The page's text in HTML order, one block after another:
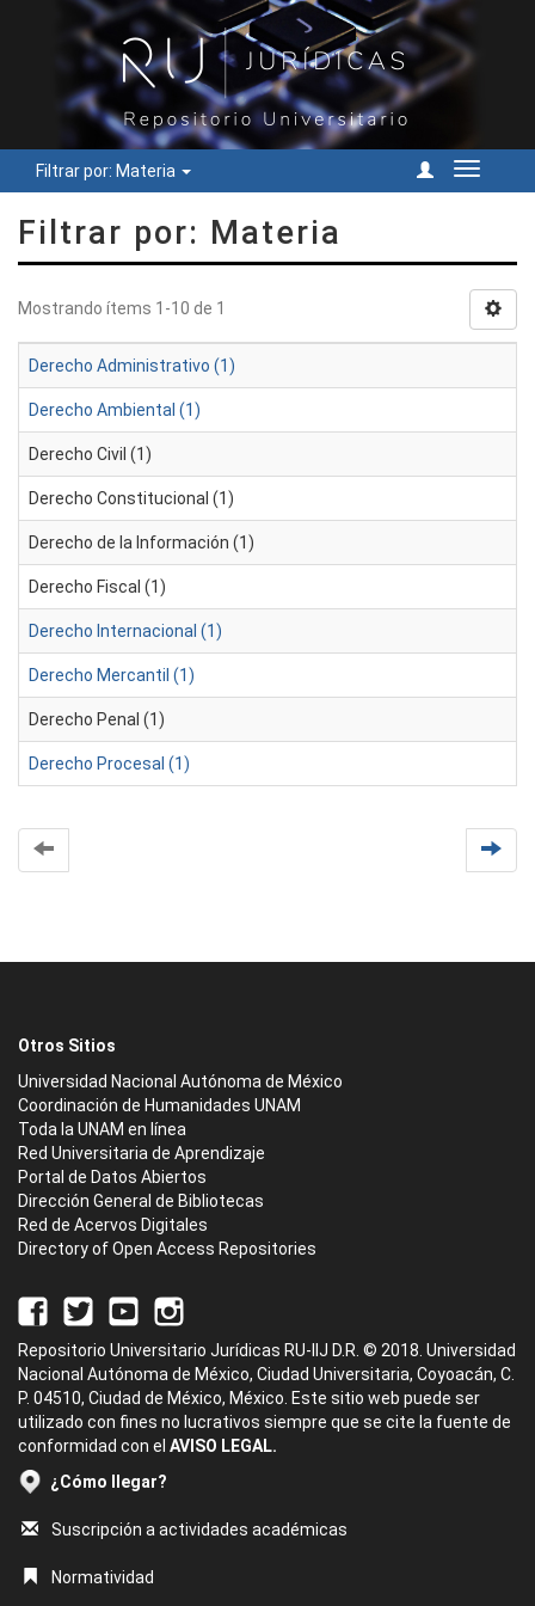
Filtrar por: Materia
Cambiar
Filtrar por: Materia
Mostrando ítems 1-10 de 1
Derecho Administrativo (1)
Derecho Ambiental (1)
Derecho Civil (1)
Derecho Constitucional (1)
Derecho de la Información (1)
Derecho Fiscal (1)
Derecho Internacional (1)
Derecho Mercantil (1)
Derecho Penal (1)
Derecho Procesal (1)
Otros Sitios
Universidad Nacional Autónoma de México
Coordinación de Humanidades UNAM
Toda la UNAM en línea
Red Universitaria de Aprendizaje
Portal de Datos Abiertos
Dirección General de Bibliotecas
Red de Acervos Digitales
Directory of Open Access Repositories
Repositorio Universitario Jurídicas RU-IIJ D.R. © 2018. Universidad
Nacional Autónoma de México, Ciudad Universitaria, Coyoacán, C.
P. 04510, Ciudad de México, México. Este sitio web puede ser
utilizado con fines no lucrativos siempre que se cite la fuente de
conformidad con el AVISO LEGAL.
¿Cómo llegar?
Suscripción a actividades académicas
Normatividad